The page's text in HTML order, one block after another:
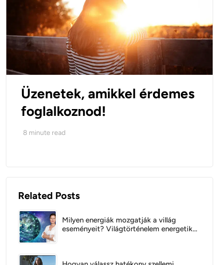
Üzenetek, amikkel érdemes
foglalkoznod!
8 minute read
Related Posts
Milyen energiák mozgatják a villág
eseményeit? Világtörténelem energetikai